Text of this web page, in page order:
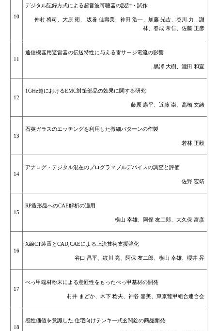
10
デジタル記録方式による超音波可聴器の設計・試作
仲村 将司、大原 衛、 坂巻 佳壽美、神田 浩一、加藤 光吉、谷川 力、謝
林、春成 常仁、佐藤 正彦
11
通信機器用避雷器の伝送特性に与える雷サージ電流の影響
黒澤 大樹、瀧田 和宣
12
1GHz超におけるEMC対策部品の効果に関する研究
藤原 康平、近藤 崇、高橋 文緒
13
石英ガラスのエッチングを利用した微細パターンの作製
若林 正毅
14
アナログ・デジタル混在のプログラマブルデバイスの調査と評価
佐野 宏靖
15
RP造形品へのCAE解析の適用
横山 幸雄、阿保 友二郎、大久保 富彦
16
X線CT装置とCAD,CAEによる上流技術支援強化
谷口 昌平、紋川 亮、阿保 友二郎、横山 幸雄、櫻井 昇
17
べっ甲端材粉末による意匠性をもったべっ甲基材の開発
村井 まどか、木下 稔夫、神谷 嘉美、東京鼈甲組合連合会
18
感性価値を意識した,住宅向けテンキー式玄関錠の商品開発